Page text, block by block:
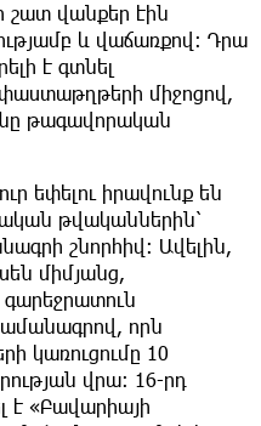
շատ վանքեր էին
և վաճառքով։ Դրա
է գտնել
միջոցով,
թագավորական
եփելու իրավունք են
թվականներին՝
շնորհիվ։ Ավելին,
միմյանց,
գարեջրատուն
որն
կառուցումը 10
վրա։ 16-րդ
է «Բավարիայի